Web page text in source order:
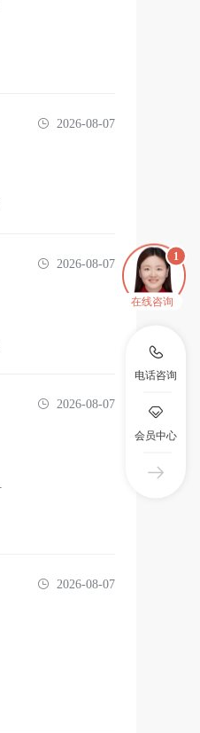
在线咨询
电话咨询
会员中心
2026-08-07
2026-08-07
2026-08-07
2026-08-07